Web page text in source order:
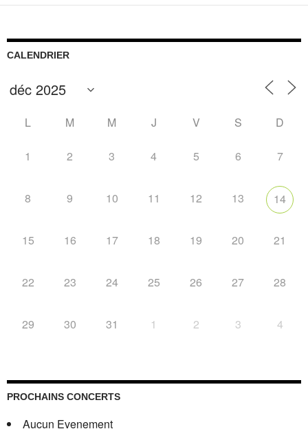
CALENDRIER
L M M J V S D
1 2 3 4 5 6 7
8 9 10 11 12 13 14
15 16 17 18 19 20 21
22 23 24 25 26 27 28
29 30 31 1 2 3 4
PROCHAINS CONCERTS
Aucun Evenement